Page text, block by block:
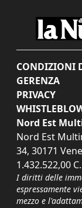
CONDIZIONI
GERENZA
PRIVACY
Nord Est
Nord Est
34, 30171
1.432.522,00
I diritti delle
espressamente
mezzo e